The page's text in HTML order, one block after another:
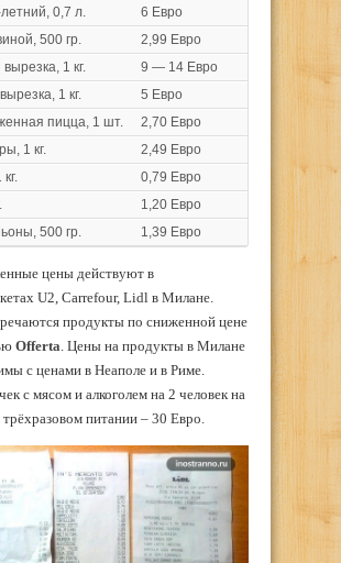
0,7 л.
6 Евро
500 гр.
2,99 Евро
1 кг.
9 — 14 Евро
1 кг.
5 Евро
пицца, 1 шт.
2,70 Евро
1 кг.
2,49 Евро
0,79 Евро
1,20 Евро
500 гр.
1,39 Евро
цены действуют в
U2, Carrefour, Lidl в Милане.
продукты по сниженной цене
Offerta . Цены на продукты в Милане
с ценами в Неаполе и в Риме.
с мясом и алкоголем на 2 человек на
питании – 30 Евро.